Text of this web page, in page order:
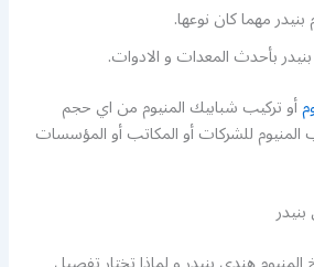
مهما كان نوعها.
بأحدث المعدات و الادوات.
أو تركيب شبابيك المنيوم من اي حجم
المنيوم للشركات أو المكاتب أو المؤسسات